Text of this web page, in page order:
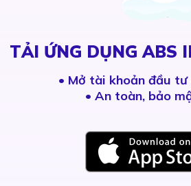
TẢI ỨNG DỤNG ABS
• Mở tài khoản đầu tư
• An toàn, bảo